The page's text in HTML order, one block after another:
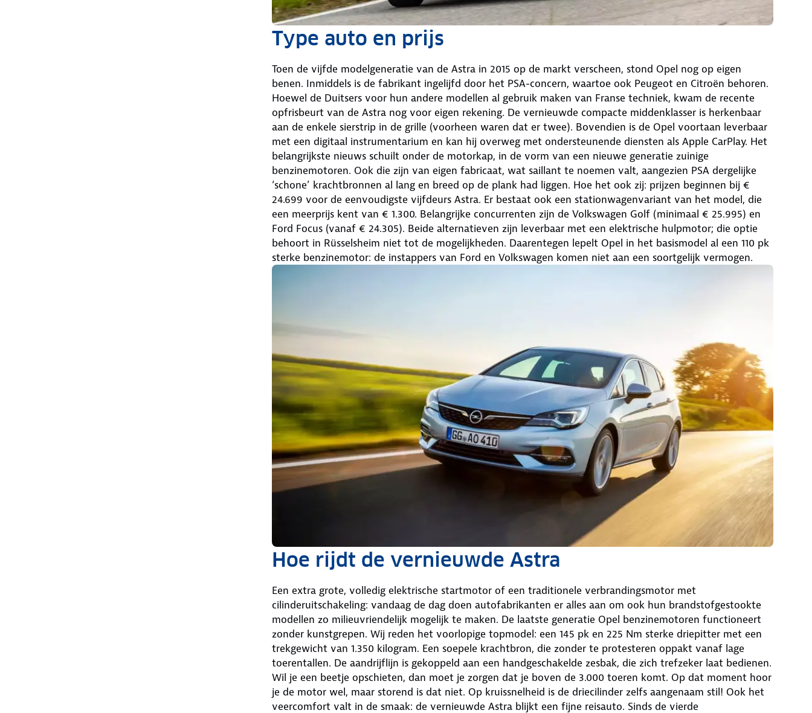
Type auto en prijs
Toen de vijfde modelgeneratie van de Astra in 2015 op de markt verscheen, stond Opel nog op eigen
benen. Inmiddels is de fabrikant ingelijfd door het PSA-concern, waartoe ook Peugeot en Citroën behoren.
Hoewel de Duitsers voor hun andere modellen al gebruik maken van Franse techniek, kwam de recente
opfrisbeurt van de Astra nog voor eigen rekening. De vernieuwde compacte middenklasser is herkenbaar
aan de enkele sierstrip in de grille (voorheen waren dat er twee). Bovendien is de Opel voortaan leverbaar
met een digitaal instrumentarium en kan hij overweg met ondersteunende diensten als Apple CarPlay. Het
belangrijkste nieuws schuilt onder de motorkap, in de vorm van een nieuwe generatie zuinige
benzinemotoren. Ook die zijn van eigen fabricaat, wat saillant te noemen valt, aangezien PSA dergelijke
‘schone’ krachtbronnen al lang en breed op de plank had liggen. Hoe het ook zij: prijzen beginnen bij €
24.699 voor de eenvoudigste vijfdeurs Astra. Er bestaat ook een stationwagenvariant van het model, die
een meerprijs kent van € 1.300. Belangrijke concurrenten zijn de Volkswagen Golf (minimaal € 25.995) en
Ford Focus (vanaf € 24.305). Beide alternatieven zijn leverbaar met een elektrische hulpmotor; die optie
behoort in Rüsselsheim niet tot de mogelijkheden. Daarentegen lepelt Opel in het basismodel al een 110 pk
sterke benzinemotor: de instappers van Ford en Volkswagen komen niet aan een soortgelijk vermogen.
Hoe rijdt de vernieuwde Astra
Een extra grote, volledig elektrische startmotor of een traditionele verbrandingsmotor met
cilinderuitschakeling: vandaag de dag doen autofabrikanten er alles aan om ook hun brandstofgestookte
modellen zo milieuvriendelijk mogelijk te maken. De laatste generatie Opel benzinemotoren functioneert
zonder kunstgrepen. Wij reden het voorlopige topmodel: een 145 pk en 225 Nm sterke driepitter met een
trekgewicht van 1.350 kilogram. Een soepele krachtbron, die zonder te protesteren oppakt vanaf lage
toerentallen. De aandrijflijn is gekoppeld aan een handgeschakelde zesbak, die zich trefzeker laat bedienen.
Wil je een beetje opschieten, dan moet je zorgen dat je boven de 3.000 toeren komt. Op dat moment hoor
je de motor wel, maar storend is dat niet. Op kruissnelheid is de driecilinder zelfs aangenaam stil! Ook het
veercomfort valt in de smaak: de vernieuwde Astra blijkt een fijne reisauto. Sinds de vierde